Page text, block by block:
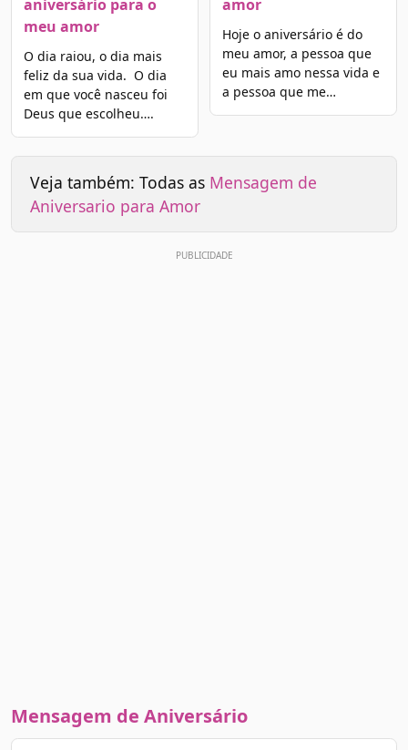
aniversário para o
meu amor
O dia raiou, o dia mais
feliz da sua vida. O dia
em que você nasceu foi
Deus que escolheu….
amor
Hoje o aniversário é do
meu amor, a pessoa que
eu mais amo nessa vida e
a pessoa que me…
Veja também: Todas as Mensagem de
Aniversario para Amor
Mensagem de Aniversário